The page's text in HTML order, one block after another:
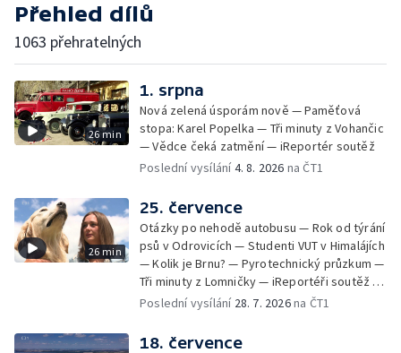
Přehled dílů
1063 přehratelných
26 min
1. srpna
Nová zelená úsporám nově — Paměťová
stopa: Karel Popelka — Tři minuty z Vohančic
— Vědce čeká zatmění — iReportér soutěž
Poslední vysílání4. 8. 2026 na ČT1
26 min
25. července
Otázky po nehodě autobusu — Rok od týrání
psů v Odrovicích — Studenti VUT v Himalájích
— Kolik je Brnu? — Pyrotechnický průzkum —
Tři minuty z Lomničky — iReportéři soutěž —
Bez komentáře: Kontroly na NOvých Mlýnech
Poslední vysílání 28. 7. 2026na ČT1
18. července